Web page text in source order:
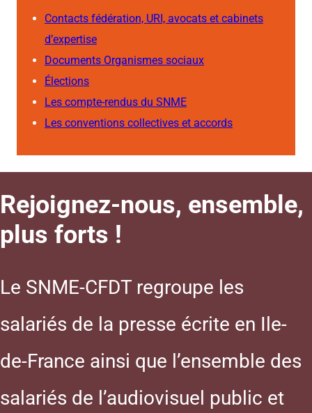
Contacts fédération, URI, avocats et cabinets
d’expertise
Documents Organismes sociaux
Élections
Les compte-rendus du SNME
Les conventions collectives et accords
Rejoignez-nous, ensemble,
plus forts !
Le SNME-CFDT regroupe les
salariés de la presse écrite en Ile-
de-France ainsi que l’ensemble des
salariés de l’audiovisuel public et